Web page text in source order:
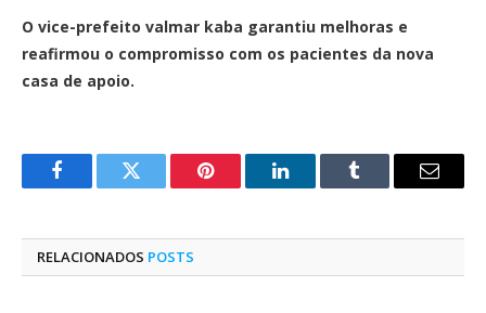
O vice-prefeito valmar kaba garantiu melhoras e
reafirmou o compromisso com os pacientes da nova
casa de apoio.
FacebookTwitter Pinterest O
Tumblr
E-
RELACIONADOS POSTS